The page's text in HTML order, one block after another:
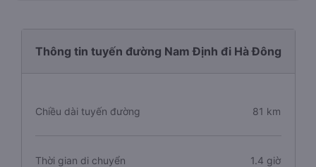
Thông tin tuyến đường Nam Định đi Hà Đông
Chiều dài tuyến đường 81 km
Thời gian di chuyển 1.4 giờ